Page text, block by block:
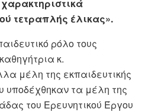
τετραπλής έλικας».
ρόλο τους
κ.
μέλη της εκπαιδευτικής
υποδέχθηκαν τα μέλη της
του Ερευνητικού Έργου